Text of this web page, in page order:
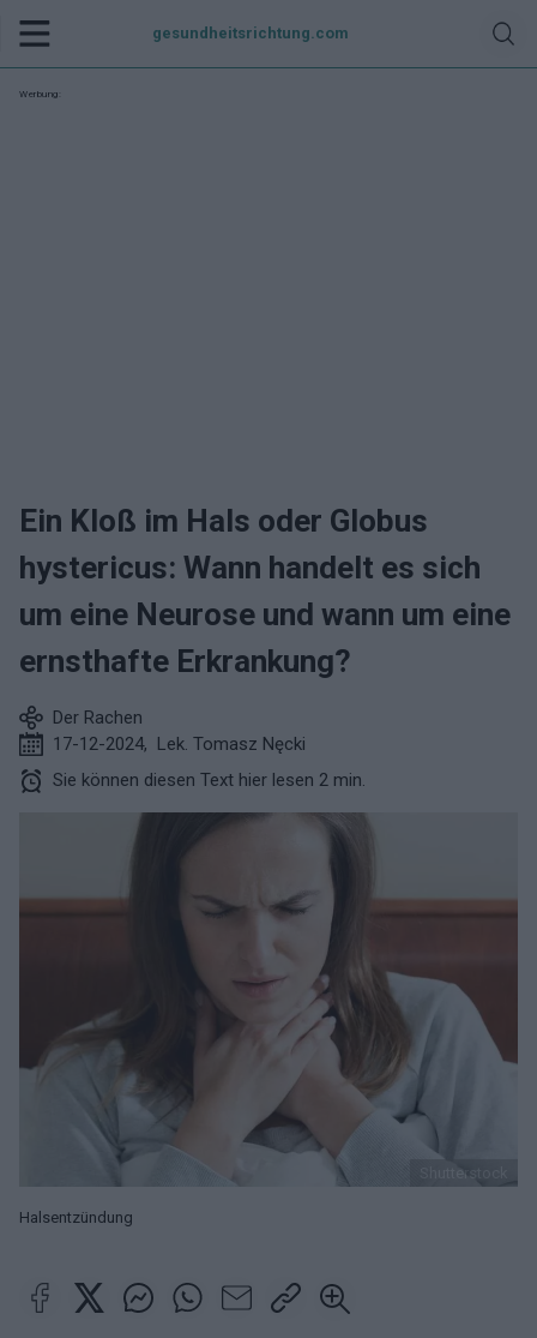
gesundheitsrichtung.com
Werbung:
Ein Kloß im Hals oder Globus
hystericus: Wann handelt es sich
um eine Neurose und wann um eine
ernsthafte Erkrankung?
Der Rachen
17-12-2024, Lek. Tomasz Nęcki
Sie können diesen Text hier lesen 2 min.
Shutterstock
Halsentzündung